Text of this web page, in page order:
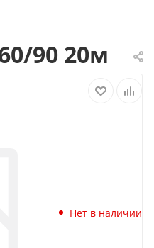
90 20м
Нет в наличии